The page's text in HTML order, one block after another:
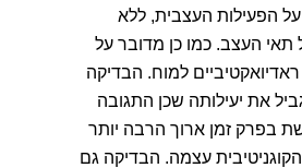
הפעילות העצבית, ללא
תאי העצב. כמו כן מדובר על
למוח. הבדיקה
את יעילותה שכן התגובה
בפרק זמן ארוך הרבה יותר
עצמה. הבדיקה גם